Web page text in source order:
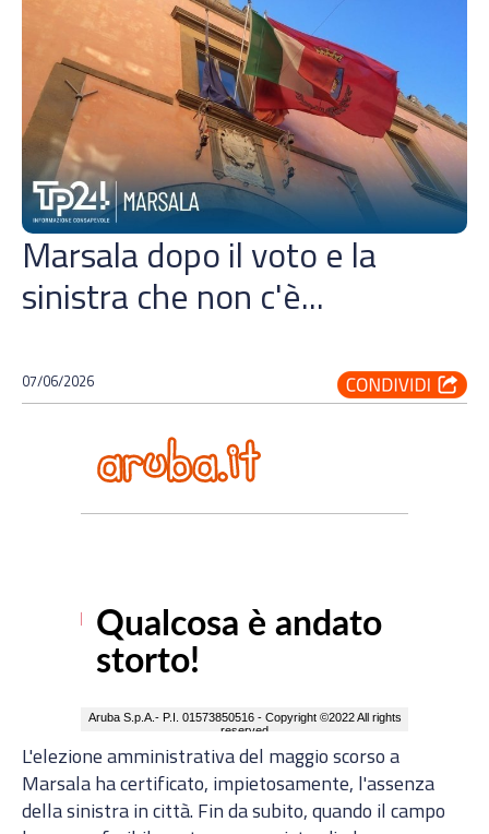
Marsala dopo il voto e la
sinistra che non c'è...
07/06/2026
L'elezione amministrativa del maggio scorso a
Marsala ha certificato, impietosamente, l'assenza
della sinistra in città. Fin da subito, quando il campo